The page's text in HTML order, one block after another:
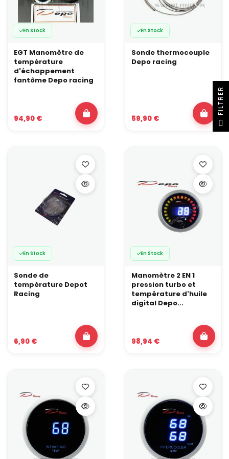
En Stock
EGT Manomètre de
température
d'échappement
fantôme Depo racing
94,90 €
En Stock
Sonde thermocouple
Depo racing
59,90 €
En Stock
Sonde de
température Depot
Racing
6,90 €
En Stock
Manomètre 2 EN 1
pression turbo et
température d'huile
digital Depo...
98,94 €
R